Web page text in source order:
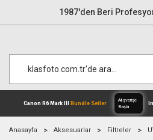
1987'den Beri
Anasayfa Aksesuarlar Filtreler